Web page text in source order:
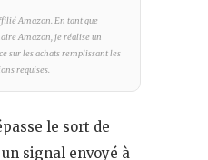
Amazon. En tant que
Amazon, je réalise un
sur les achats remplissant les
requises.
le sort de
un signal envoyé à